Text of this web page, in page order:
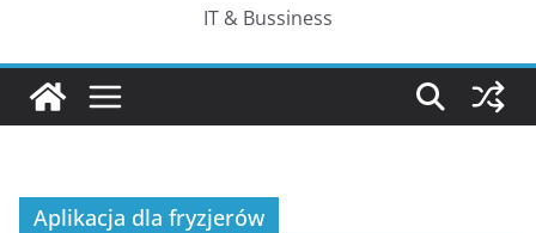
Co zamiast WordPada w Windows 11?
IT & Bussiness
Aplikacja dla fryzjerów